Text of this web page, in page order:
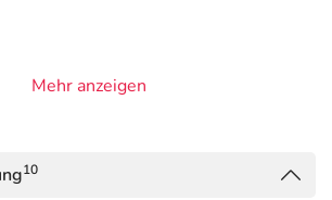
Mehr anzeigen
10